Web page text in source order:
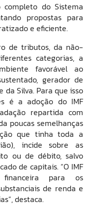
completo do Sistema
propostas para
e eficiente.
de tributos, da não-
categorias, a
favorável ao
gerador de
da Silva. Para que isso
é a adoção do IMF
repartida com
poucas semelhanças
que tinha toda a
incide sobre as
ou de débito, salvo
de capitais. “O IMF
para os
de renda e
destaca.